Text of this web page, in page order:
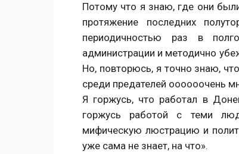
Потому что я знаю, где они
протяжение последних
периодичностью раз в
администрации и методично
Но, повторюсь, я точно знаю,
среди предателей оооооочень
Я горжусь, что работал в
горжусь работой с теми
мифическую люстрацию и
уже сама не знает, на что».